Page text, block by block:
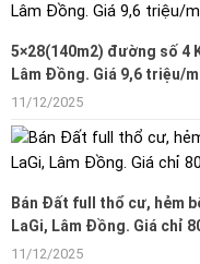
5×28(140m2) đường số 4
Lâm Đồng. Giá 9,6 triệu/
11/12/2025
Bán Đất full thổ cư, hẻm
LaGi, Lâm Đồng. Giá chỉ
11/12/2025